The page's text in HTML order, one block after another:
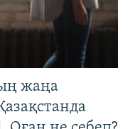
жаңа